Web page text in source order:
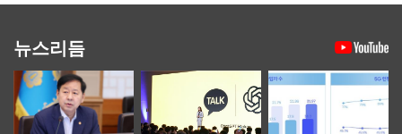
뉴스리듬